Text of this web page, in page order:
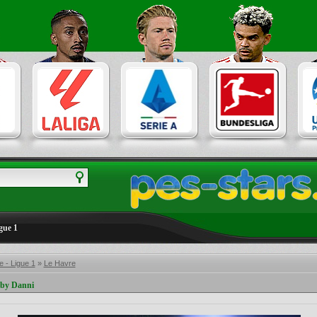
1
- Ligue 1 » Le Havre
Danni